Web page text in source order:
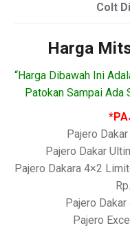
Colt
Harga
“Harga Dibawah Ini
Patokan Sampai Ada
Pajero
Pajero Dakar
Pajero Dakara 4×2
Pajero
Pajero